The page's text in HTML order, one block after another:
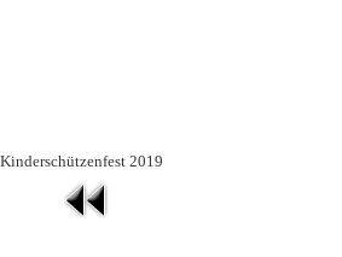
Kinderschützenfest 2019